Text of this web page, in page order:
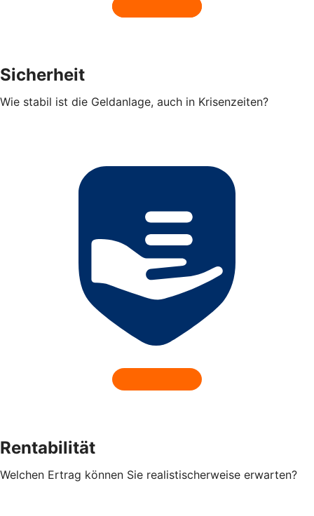
Sicherheit
Wie stabil ist die Geldanlage, auch in Krisenzeiten?
Rentabilität
Welchen Ertrag können Sie realistischerweise erwarten?